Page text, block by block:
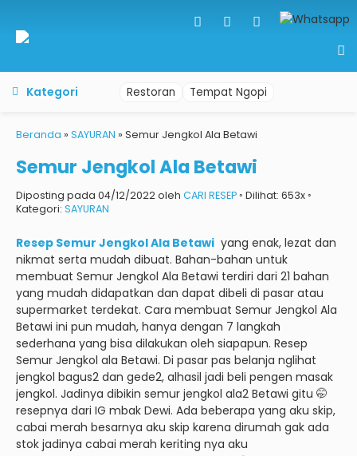
Kategori Restoran Tempat Ngopi
Beranda » SAYURAN » Semur Jengkol Ala Betawi
Semur Jengkol Ala Betawi
Diposting pada 04/12/2022 oleh CARI RESEP◦ Dilihat: 653x ◦
Kategori: SAYURAN
Resep Semur Jengkol Ala Betawi yang enak, lezat dan
nikmat serta mudah dibuat. Bahan-bahan untuk
membuat Semur Jengkol Ala Betawi terdiri dari 21 bahan
yang mudah didapatkan dan dapat dibeli di pasar atau
supermarket terdekat. Cara membuat Semur Jengkol Ala
Betawi ini pun mudah, hanya dengan 7 langkah
sederhana yang bisa dilakukan oleh siapapun. Resep
Semur Jengkol ala Betawi. Di pasar pas belanja nglihat
jengkol bagus2 dan gede2, alhasil jadi beli pengen masak
jengkol. Jadinya dibikin semur jengkol ala2 Betawi gitu 🤭
resepnya dari IG mbak Dewi. Ada beberapa yang aku skip,
cabai merah besarnya aku skip karena dirumah gak ada
stok jadinya cabai merah keriting nya aku